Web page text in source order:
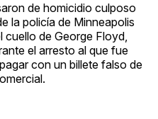
de homicidio culposo
la policía de Minneapolis
cuello de George Floyd,
el arresto al que fue
con un billete falso de